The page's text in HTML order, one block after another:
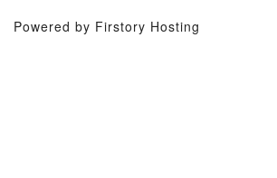
Powered by Firstory Hosting